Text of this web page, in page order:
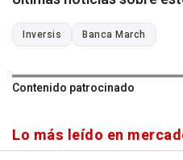
Inversis Banca March
Contenido patrocinado
Lo más leído en